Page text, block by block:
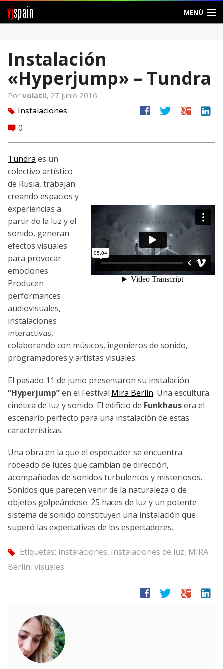
vjspain MENÚ
Foros
Noticias
Vjspain
Ayuda
Contacto
Entrar
Crear Cuenta
Instalación
«Hyperjump» – Tundra
Por volatil, 27 junio 2016
tag Instalaciones
comment 0
facebook twitter google linkedin
Tundra es un
colectivo artístico
de Rusia, trabajan
creando espacios y
experiencias a
partir de la luz y el
sonido, generan
efectos visuales
para provocar
emociones.
Producen
performances
audiovisuales,
instalaciones
interactivas,
colaborando con músicos, ingenieros de sonido,
programadores y artistas visuales.
El pasado 11 de junio presentaron su instalación
“Hyperjump”en el Festival Mira Berlín. Una escultura
cinética de luz y sonido. El edificio de Funkhausera el
escenario perfecto para una instalación de estas
características.
Una obra en la que el espectador se encuentra
rodeado de luces que cambian de dirección,
acompañadas de sonidos turbulentos y misteriosos.
Sonidos que parecen venir de la naturaleza o de
objetos golpeándose. 25 haces de luz y un potente
sistema de sonido constituyen una instalación que
superó las expectativas de los espectadores.
tag Etiquetas: instalaciones, Instalaciones de luz, MIRA
Berlín, visuales
facebook twitter google linkedin